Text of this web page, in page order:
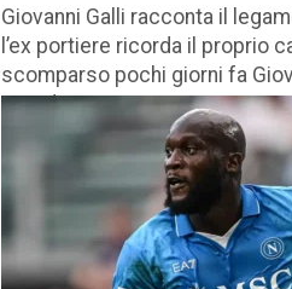
Giovanni Galli racconta il
l’ex portiere ricorda il proprio
scomparso pochi giorni fa
ricordato Franco Baresi,...